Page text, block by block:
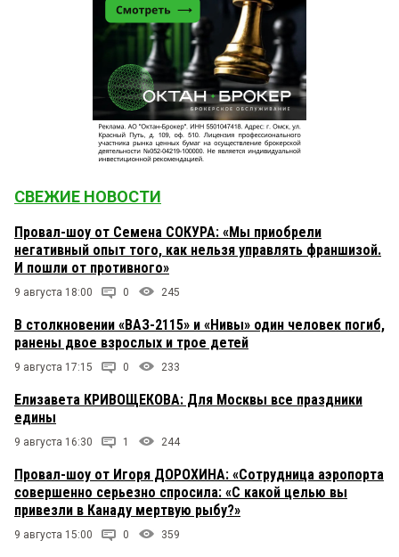
СВЕЖИЕ НОВОСТИ
Провал-шоу от Семена СОКУРА: «Мы приобрели
негативный опыт того, как нельзя управлять франшизой.
И пошли от противного»
9 августа 18:00 0 245
В столкновении «ВАЗ-2115» и «Нивы» один человек погиб,
ранены двое взрослых и трое детей
9 августа 17:15 0 233
Елизавета КРИВОЩЕКОВА: Для Москвы все праздники
едины
9 августа 16:30 1 244
Провал-шоу от Игоря ДОРОХИНА: «Сотрудница аэропорта
совершенно серьезно спросила: «С какой целью вы
привезли в Канаду мертвую рыбу?»
9 августа 15:00 0 359